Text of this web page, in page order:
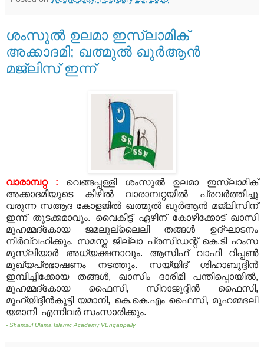
ശംസുല്‍ ഉലമാ ഇസ്‌ലാമിക്
അക്കാദമി; ഖത്മുല്‍ ഖുര്‍ആന്‍
മജ്‌ലിസ് ഇന്ന്
വാരാമ്പറ്റ : വെങ്ങപ്പള്ളി ശംസുല്‍ ഉലമാ ഇസ്‌ലാമിക്
അക്കാദമിയുടെ കീഴില്‍ വാരാമ്പറ്റയില്‍ പ്രവര്‍ത്തിച്ചു
വരുന്ന സആദ കോളജില്‍ ഖത്മുല്‍ ഖുര്‍ആന്‍ മജ്‌ലിസിന്
ഇന്ന് തുടക്കമാവും. വൈകീട്ട് ഏഴിന് കോഴിക്കോട് ഖാസി
മുഹമ്മദ്‌കോയ ജമലുല്ലൈലി തങ്ങള്‍ ഉദ്ഘാടനം
നിര്‍വ്വഹിക്കും. സമസ്ത ജില്ലാ പ്രസിഡന്റ് കെ.ടി ഹംസ
മുസ്‌ലിയാര്‍ അധ്യക്ഷനാവും. ആസിഫ് വാഫി റിപ്പണ്‍
മുഖ്യപ്രഭാഷണം നടത്തും. സയ്യിദ് ശിഹാബുദ്ദീന്‍
ഇമ്പിച്ചിക്കോയ തങ്ങള്‍, ഖാസിം ദാരിമി പന്തിപ്പൊയില്‍,
മുഹമ്മദ്‌കോയ ഫൈസി, സിറാജുദ്ദീന്‍ ഫൈസി,
മുഹ്‌യിദ്ദീന്‍കുട്ടി യമാനി, കെ.കെ.എം ഫൈസി, മുഹമ്മദലി
യമാനി എന്നിവര്‍ സംസാരിക്കും.
- Shamsul Ulama Islamic Academy VEngappally